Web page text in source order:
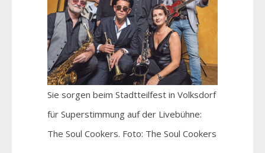
Sie sorgen beim Stadtteilfest in Volksdorf
für Superstimmung auf der Livebühne:
The Soul Cookers. Foto: The Soul Cookers